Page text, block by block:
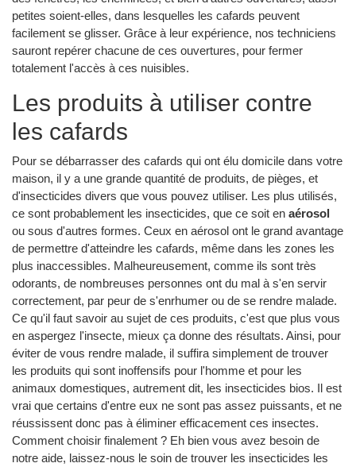
petites soient-elles, dans lesquelles les cafards peuvent
facilement se glisser. Grâce à leur expérience, nos techniciens
sauront repérer chacune de ces ouvertures, pour fermer
totalement l'accès à ces nuisibles.
Les produits à utiliser contre
les cafards
Pour se débarrasser des cafards qui ont élu domicile dans votre
maison, il y a une grande quantité de produits, de pièges, et
d'insecticides divers que vous pouvez utiliser. Les plus utilisés,
ce sont probablement les insecticides, que ce soit en aérosol
ou sous d'autres formes. Ceux en aérosol ont le grand avantage
de permettre d'atteindre les cafards, même dans les zones les
plus inaccessibles. Malheureusement, comme ils sont très
odorants, de nombreuses personnes ont du mal à s'en servir
correctement, par peur de s'enrhumer ou de se rendre malade.
Ce qu'il faut savoir au sujet de ces produits, c'est que plus vous
en aspergez l'insecte, mieux ça donne des résultats. Ainsi, pour
éviter de vous rendre malade, il suffira simplement de trouver
les produits qui sont inoffensifs pour l'homme et pour les
animaux domestiques, autrement dit, les insecticides bios. Il est
vrai que certains d'entre eux ne sont pas assez puissants, et ne
réussissent donc pas à éliminer efficacement ces insectes.
Comment choisir finalement ? Eh bien vous avez besoin de
notre aide, laissez-nous le soin de trouver les insecticides les